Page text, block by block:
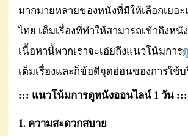
มากมายหลายของหนังที่มีให้เลือกเยอ
ไทย เต็มเรื่องที่ทำให้สามารถเข้าถึงห
เนื้อหานี้พวกเราจะเอ่ยถึงแนวโน้มการ
เต็มเรื่องและก็ข้อดีจุดอ่อนของการใช้
::: แนวโน้มการดูหนังออนไลน์ 1 วัน :::
1. ความสะดวกสบาย